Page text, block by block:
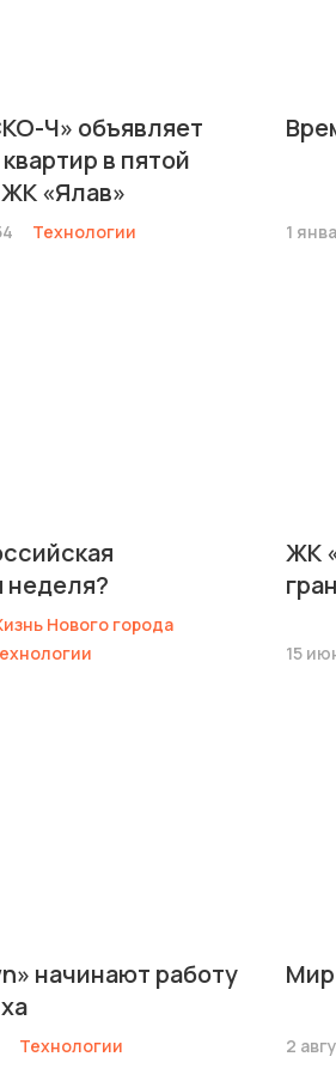
Ч» объявляет
в пятой
«Ялав»
Технологии 1
неделя?
Нового города
ЖК
15
начинают работу
Технологии
Мир
2